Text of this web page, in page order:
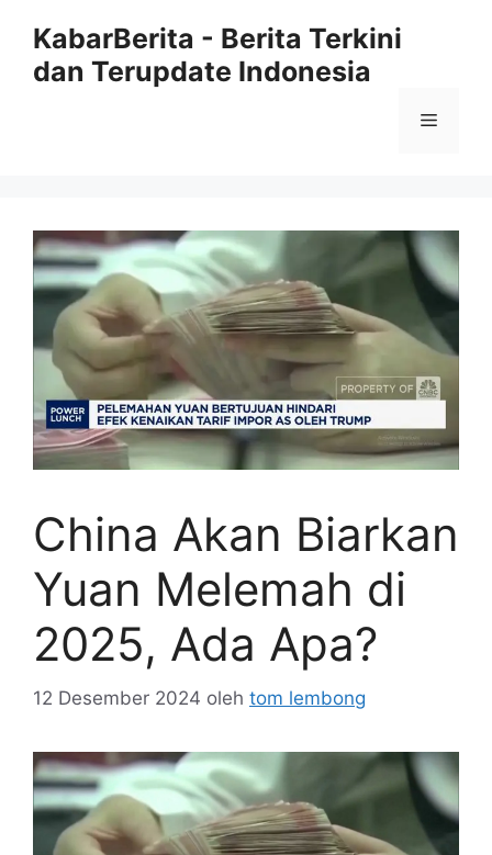
KabarBerita - Berita Terkini
dan Terupdate Indonesia
Menu
China Akan Biarkan
Yuan Melemah di
2025, Ada Apa?
12 Desember 2024 oleh tom lembong